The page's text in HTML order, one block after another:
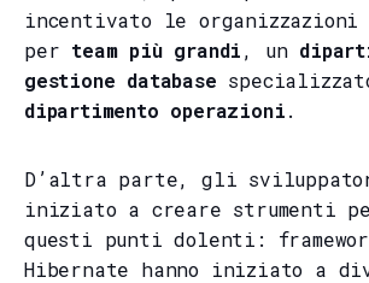
incentivato le organizzazioni
per team più grandi, un
gestione database
dipartimento operazioni.
D’altra parte, gli
iniziato a creare strumenti
questi punti dolenti: framework
Hibernate hanno iniziato a